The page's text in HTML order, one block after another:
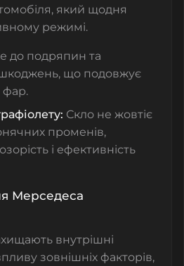
який щодня
режимі.
до подряпин та
що подовжує
фар.
Скло не жовтіє
променів,
і ефективність
Мерседеса
внутрішні
зовнішніх факторів,